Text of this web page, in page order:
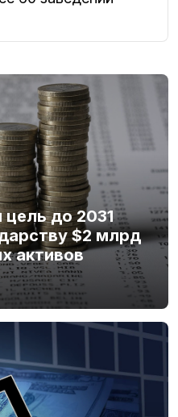
до 2031
$2 млрд
активов